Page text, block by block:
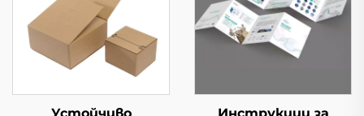
бутик и опаковане
на подаръци
за супермаркети